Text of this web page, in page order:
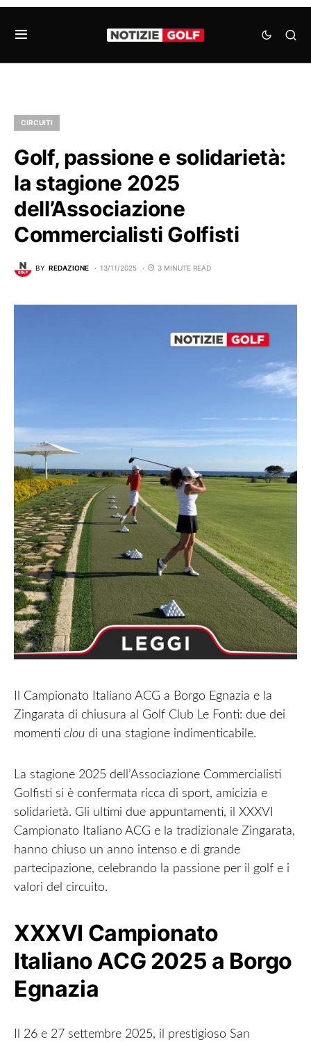
CIRCUITI
Golf, passione e solidarietà:
la stagione 2025
dell’Associazione
Commercialisti Golfisti
BY REDAZIONE 13/11/2025 3 MINUTE READ
Il Campionato Italiano ACG a Borgo Egnazia e la
Zingarata di chiusura al Golf Club Le Fonti: due dei
momenti clou di una stagione indimenticabile.
La stagione 2025 dell’Associazione Commercialisti
Golfisti si è confermata ricca di sport, amicizia e
solidarietà. Gli ultimi due appuntamenti, il XXXVI
Campionato Italiano ACG e la tradizionale Zingarata,
hanno chiuso un anno intenso e di grande
partecipazione, celebrando la passione per il golf e i
valori del circuito.
XXXVI Campionato
Italiano ACG 2025 a Borgo
Egnazia
Il 26 e 27 settembre 2025, il prestigioso San